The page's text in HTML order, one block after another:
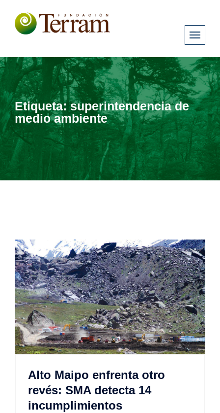
Etiqueta:superintendencia de
medio ambiente
Alto Maipo enfrenta otro
revés: SMA detecta 14
incumplimientos